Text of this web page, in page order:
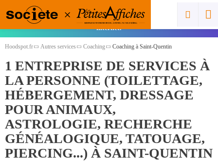
Vous êtes un pro ? Cliquez ici pour ajouter
gratuitement votre spot et gagner en visibilité sur
internet.
Hoodspot.fr Autres services Coaching Coaching à Saint-Quentin
1 ENTREPRISE DE SERVICES À
LA PERSONNE (TOILETTAGE,
HÉBERGEMENT, DRESSAGE
POUR ANIMAUX,
ASTROLOGIE, RECHERCHE
GÉNÉALOGIQUE, TATOUAGE,
PIERCING...) À SAINT-QUENTIN